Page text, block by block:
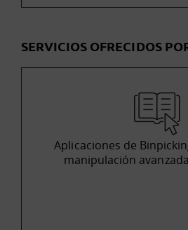
SERVICIOS OFRECIDOS
Aplicaciones de
manipulación